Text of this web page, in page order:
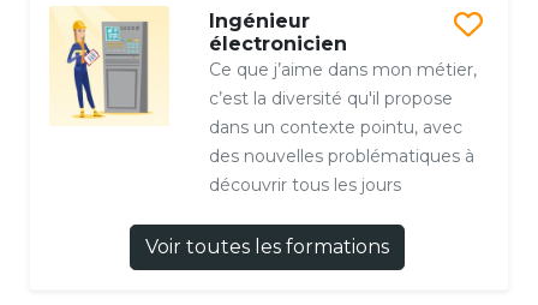
Ingénieur
électronicien
Ce que j’aime dans mon métier,
c’est la diversité qu'il propose
dans un contexte pointu, avec
des nouvelles problématiques à
découvrir tous les jours
Voir toutes les formations